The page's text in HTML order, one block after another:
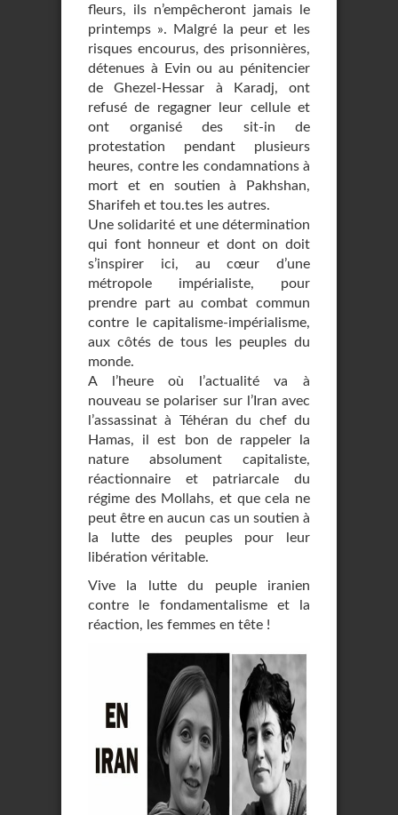
fleurs, ils n’empêcheront jamais le
printemps ». Malgré la peur et les
risques encourus, des prisonnières,
détenues à Evin ou au pénitencier
de Ghezel-Hessar à Karadj, ont
refusé de regagner leur cellule et
ont organisé des sit-in de
protestation pendant plusieurs
heures, contre les condamnations à
mort et en soutien à Pakhshan,
Sharifeh et tou.tes les autres.
Une solidarité et une détermination
qui font honneur et dont on doit
s’inspirer ici, au cœur d’une
métropole impérialiste, pour
prendre part au combat commun
contre le capitalisme-impérialisme,
aux côtés de tous les peuples du
monde.
A l’heure où l’actualité va à
nouveau se polariser sur l’Iran avec
l’assassinat à Téhéran du chef du
Hamas, il est bon de rappeler la
nature absolument capitaliste,
réactionnaire et patriarcale du
régime des Mollahs, et que cela ne
peut être en aucun cas un soutien à
la lutte des peuples pour leur
libération véritable.
Vive la lutte du peuple iranien
contre le fondamentalisme et la
réaction, les femmes en tête !